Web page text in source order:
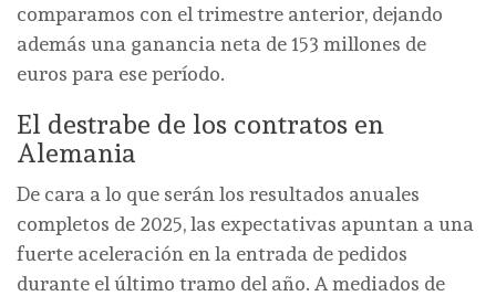
comparamos con el trimestre anterior, dejando
además una ganancia neta de 153 millones de
euros para ese período.
El destrabe de los contratos en
Alemania
De cara a lo que serán los resultados anuales
completos de 2025, las expectativas apuntan a una
fuerte aceleración en la entrada de pedidos
durante el último tramo del año. A mediados de